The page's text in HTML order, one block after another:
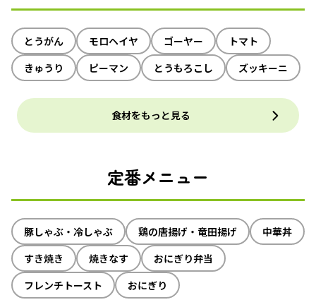
とうがん モロヘイヤ ゴーヤー
トマト
きゅうり
ピーマン とうもろこし ズッキーニ
食材をもっと見る
定番メニュー
豚しゃぶ・冷しゃぶ 鶏の唐揚げ・竜田揚げ
中華丼
すき焼き
焼きなす
おにぎり弁当
フレンチトースト
おにぎり